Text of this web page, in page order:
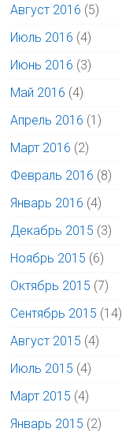
Август 2016 (5)
Июль 2016 (4)
Июнь 2016 (3)
Май 2016 (4)
Апрель 2016 (1)
Март 2016 (2)
Февраль 2016 (8)
Январь 2016 (4)
Декабрь 2015 (3)
Ноябрь 2015 (6)
Октябрь 2015 (7)
Сентябрь 2015 (14)
Август 2015 (4)
Июль 2015 (4)
Март 2015 (4)
Январь 2015 (2)